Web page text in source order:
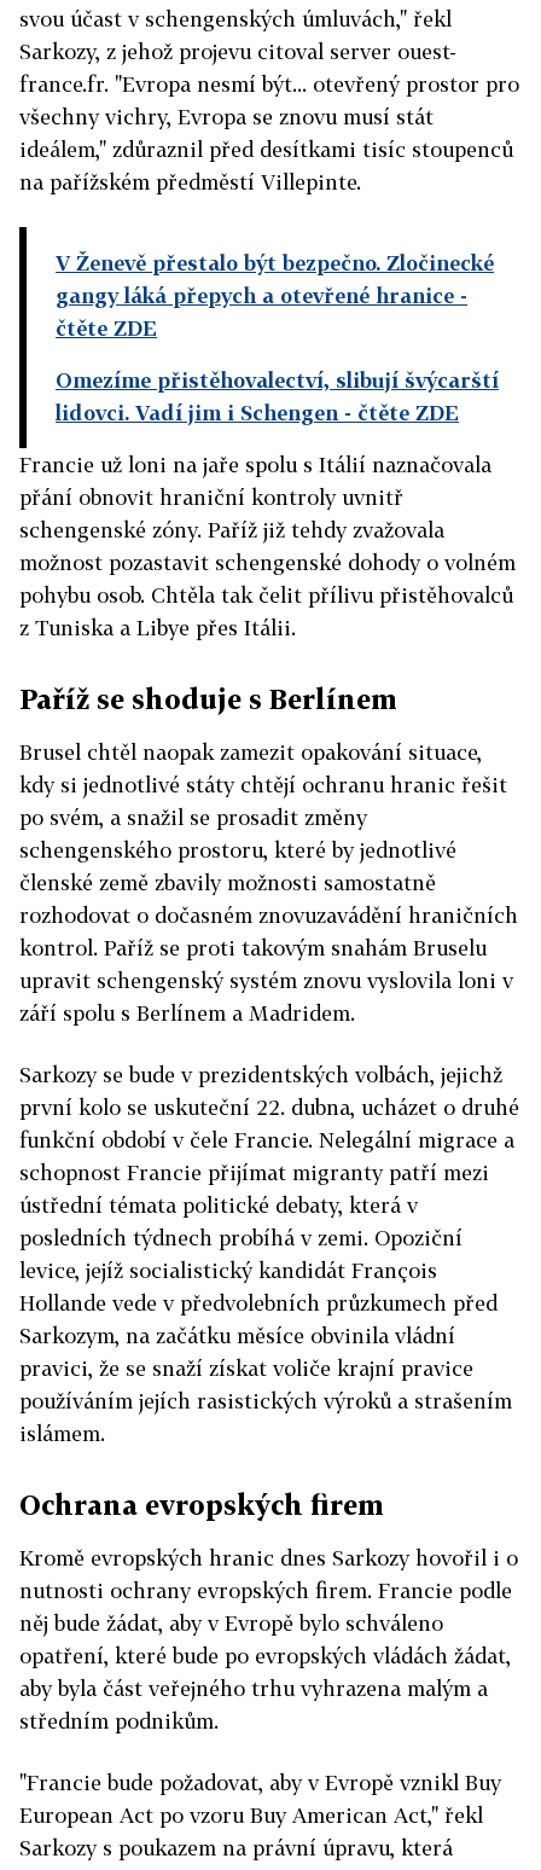
svou účast v schengenských úmluvách," řekl
Sarkozy, z jehož projevu citoval server ouest-
france.fr. "Evropa nesmí být... otevřený prostor pro
všechny vichry, Evropa se znovu musí stát
ideálem," zdůraznil před desítkami tisíc stoupenců
na pařížském předměstí Villepinte.
V Ženevě přestalo být bezpečno. Zločinecké
gangy láká přepych a otevřené hranice -
čtěte ZDE
Omezíme přistěhovalectví, slibují švýcarští
lidovci. Vadí jim i Schengen - čtěte ZDE
Francie už loni na jaře spolu s Itálií naznačovala
přání obnovit hraniční kontroly uvnitř
schengenské zóny. Paříž již tehdy zvažovala
možnost pozastavit schengenské dohody o volném
pohybu osob. Chtěla tak čelit přílivu přistěhovalců
z Tuniska a Libye přes Itálii.
Paříž se shoduje s Berlínem
Brusel chtěl naopak zamezit opakování situace,
kdy si jednotlivé státy chtějí ochranu hranic řešit
po svém, a snažil se prosadit změny
schengenského prostoru, které by jednotlivé
členské země zbavily možnosti samostatně
rozhodovat o dočasném znovuzavádění hraničních
kontrol. Paříž se proti takovým snahám Bruselu
upravit schengenský systém znovu vyslovila loni v
září spolu s Berlínem a Madridem.
Sarkozy se bude v prezidentských volbách, jejichž
první kolo se uskuteční 22. dubna, ucházet o druhé
funkční období v čele Francie. Nelegální migrace a
schopnost Francie přijímat migranty patří mezi
ústřední témata politické debaty, která v
posledních týdnech probíhá v zemi. Opoziční
levice, jejíž socialistický kandidát François
Hollande vede v předvolebních průzkumech před
Sarkozym, na začátku měsíce obvinila vládní
pravici, že se snaží získat voliče krajní pravice
používáním jejích rasistických výroků a strašením
islámem.
Ochrana evropských firem
Kromě evropských hranic dnes Sarkozy hovořil i o
nutnosti ochrany evropských firem. Francie podle
něj bude žádat, aby v Evropě bylo schváleno
opatření, které bude po evropských vládách žádat,
aby byla část veřejného trhu vyhrazena malým a
středním podnikům.
"Francie bude požadovat, aby v Evropě vznikl Buy
European Act po vzoru Buy American Act," řekl
Sarkozy s poukazem na právní úpravu, která